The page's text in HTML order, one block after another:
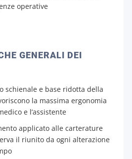
operative
GENERALI DEI
schienale e base ridotta della
la massima ergonomia
e l’assistente
applicato alle carterature
il riunito da ogni alterazione